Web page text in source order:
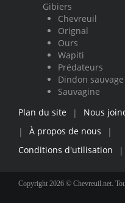
Gibiers
Chevreuil
Orignal
Ours
Wapiti
Prédateurs
Dindon sauvage
Sauvagine
Plan du site
|
Nous
|
À propos de nous
|
Conditions d'utilisation
|
Copyright 2026 © Chevreuil.net.